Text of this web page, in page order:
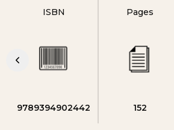
ISBN
9789394902442
Pages
152